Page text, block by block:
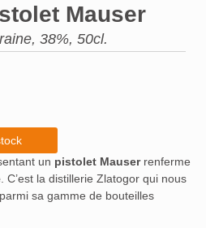
Mauser
38%, 50cl.
un pistolet Mauserrenferme
. C’est la distillerie Zlatogor qui nous
parmi sa gamme de bouteilles